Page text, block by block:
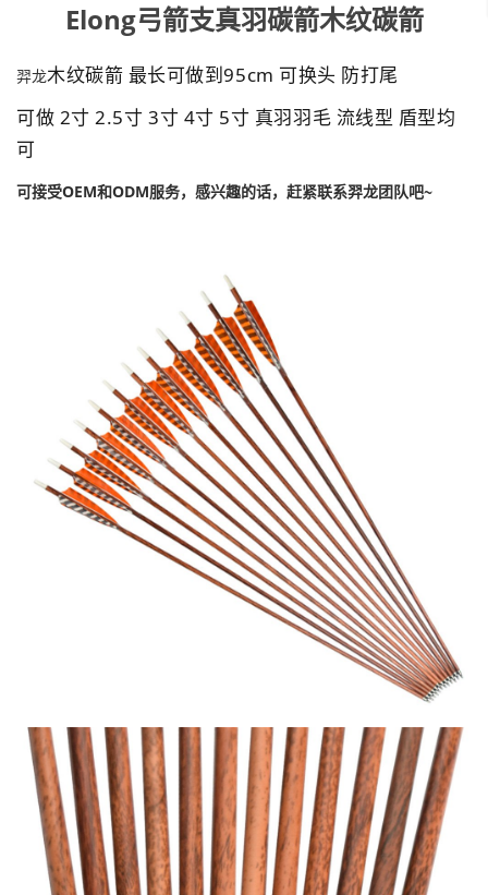
Elong弓箭支真羽碳箭木纹碳箭
羿龙木纹碳箭 最长可做到95cm 可换头 防打尾
可做 2寸 2.5寸 3寸 4寸 5寸 真羽羽毛 流线型 盾型均
可
可接受OEM和ODM服务，感兴趣的话，赶紧联系羿龙团队吧~